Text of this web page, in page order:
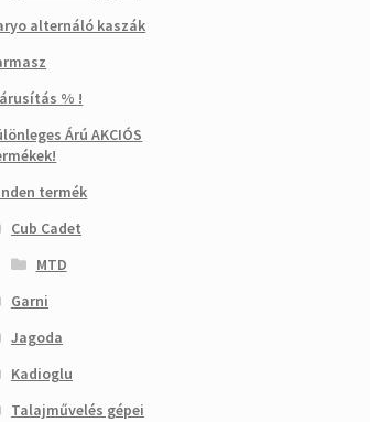
alternáló kaszák
% !
Árú AKCIÓS
termék
Cub Cadet
MTD
Garni
Jagoda
Kadioglu
Talajművelés gépei